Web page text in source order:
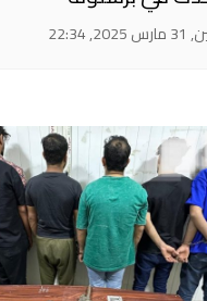
22:34